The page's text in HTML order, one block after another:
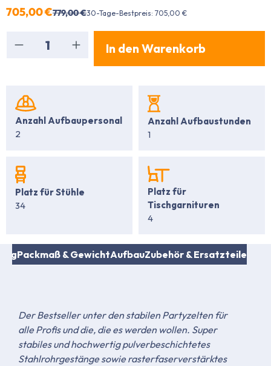
705,00 €779,00 €30-Tage-Bestpreis: 705,00 €
Produkt Anzahl: Gib den gewünschten Wert
In den Warenkorb
Anzahl Aufbaupersonal
2
Anzahl Aufbaustunden
1
Platz für Stühle
34
Platz für
Tischgarnituren
4
Packmaß & GewichtAufbauZubehör & Ersatzteile
Der Bestseller unter den stabilen Partyzelten für
alle Profis und die, die es werden wollen. Super
stabiles und hochwertig pulverbeschichtetes
Stahlrohrgestänge sowie rasterfaserverstärktes